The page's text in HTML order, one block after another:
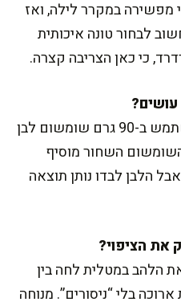
מפשירה במקרר לילה, ואז
לבחור טונה איכותית
כי כאן הצריבה קצרה.
ממש לא חייבים. אפשר להשתמש ב-90 גרם שומשום לבן
השומשום השחור מוסיף
הלבן לבדו נותן תוצאה
הלהב במטלית לחה בין
בלי “ניסורים”. מנוחה